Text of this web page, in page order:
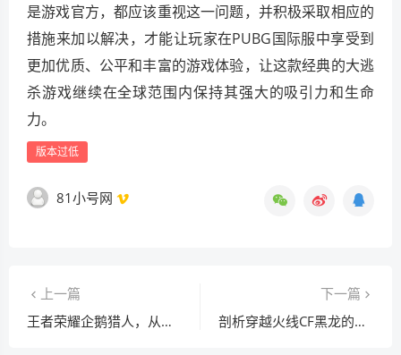
是游戏官方，都应该重视这一问题，并积极采取相应的
措施来加以解决，才能让玩家在PUBG国际服中享受到
更加优质、公平和丰富的游戏体验，让这款经典的大逃
杀游戏继续在全球范围内保持其强大的吸引力和生命
力。
版本过低
81小号网
上一篇
王者荣耀企鹅猎人，从入门到精通全方位攻略
下一篇
剖析穿越火线CF黑龙的竞技弹道轨迹